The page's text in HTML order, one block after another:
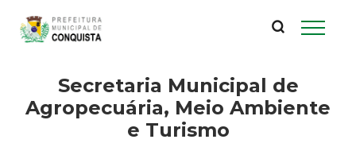
conteúdo
principal
P
e Secretaria Municipal de
Agropecuária, Meio Ambiente
e Turismo